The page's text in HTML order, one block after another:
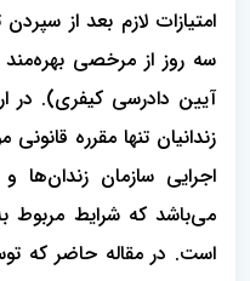
امتیازات لازم بعد از
آیین دادرسی کیفری). در
زندانیان تنها مقرره
اجرایی سازمان زندان‌ها
می‌باشد که شرایط مربوط
است. در مقاله حاضر که